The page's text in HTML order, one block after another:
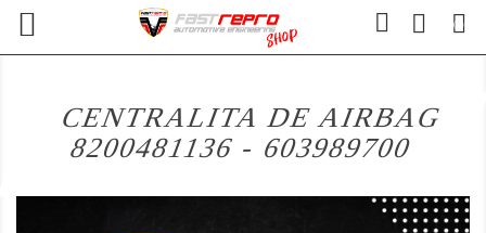
 (0)
CENTRALITA DE AIRBAG
8200481136 - 603989700